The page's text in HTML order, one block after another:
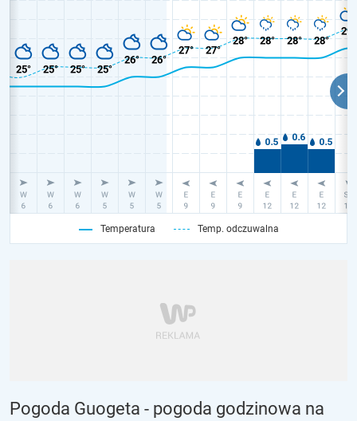
Temperatura Temp. odczuwalna
Pogoda Guogeta - pogoda godzinowa na